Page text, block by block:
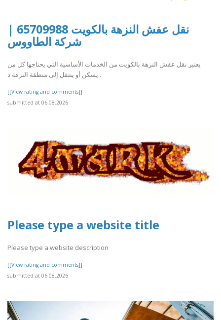
نقل عفش النزهة بالكويت 65709988 |
شركة الطاووس
يعتبر نقل عفش النزهة بالكويت من الخدمات الأساسية التي يحتاجها كل من
يسكن أو ينتقل إلى منطقة النزهة د..
[[View rating and comments]]
submitted at 06.08.2026
Please type a website title
Please type a website description
[[View rating and comments]]
submitted at 06.08.2026